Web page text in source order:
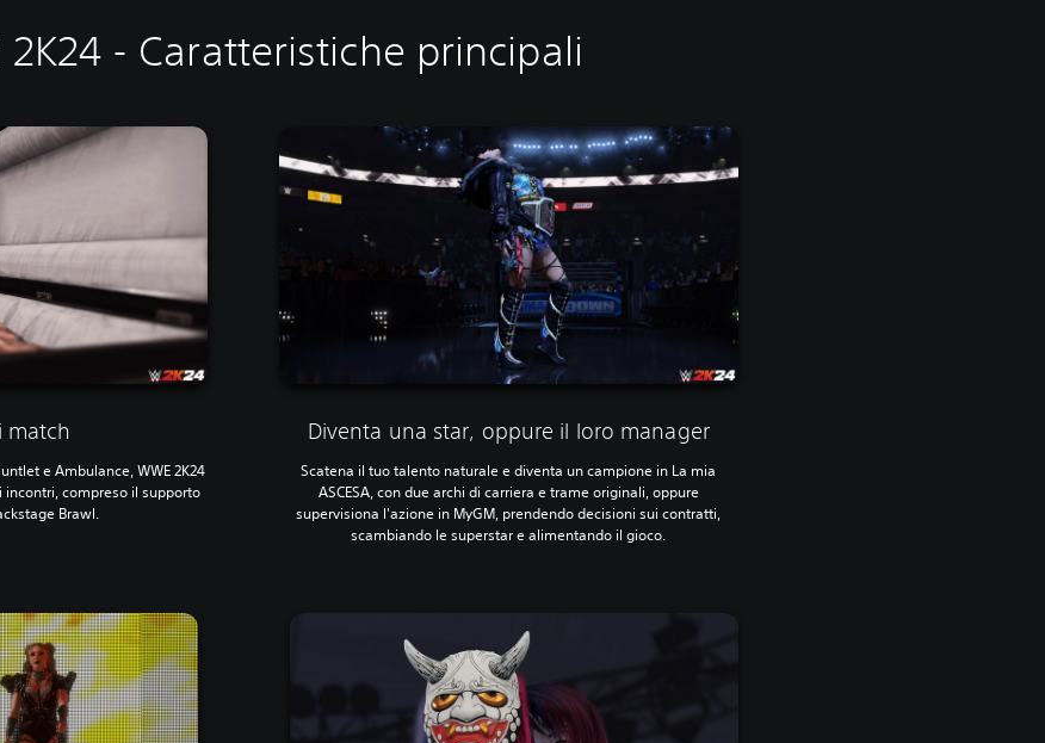
2K24 - Caratteristiche principali
match
e Ambulance, WWE 2K24
compreso il supporto
Brawl.
Diventa una star, oppure il loro manager
Scatena il tuo talento naturale e diventa un campione in La mia
ASCESA, con due archi di carriera e trame originali, oppure
supervisiona l'azione in MyGM, prendendo decisioni sui contratti,
scambiando le superstar e alimentando il gioco.